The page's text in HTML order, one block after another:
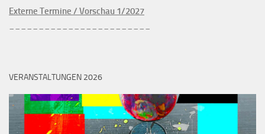
Externe Termine / Vorschau 1/2027
VERANSTALTUNGEN 2026